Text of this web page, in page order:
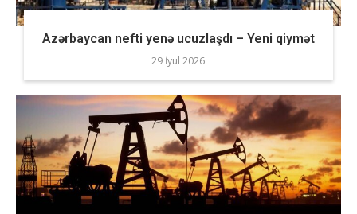
Azərbaycan nefti yenə ucuzlaşdı – Yeni qiymət
29 İyul 2026